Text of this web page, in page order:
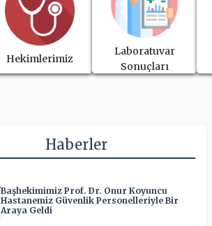
Hekimlerimiz
Laboratuvar
Sonuçları
Haberler
Başhekimimiz Prof. Dr. Onur Koyuncu
Hastanemiz Güvenlik Personelleriyle Bir
Araya Geldi